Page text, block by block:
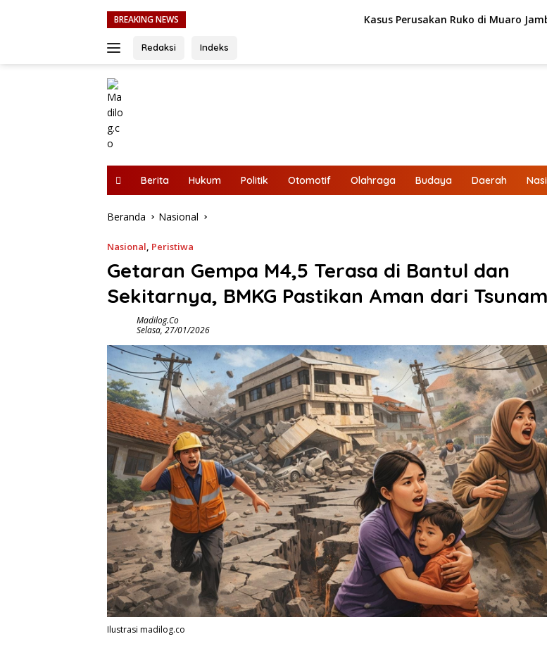
BREAKING NEWS Kasus Perusakan Ruko di Muaro Jambi Tak
Redaksi Indeks
Berita Hukum Politik Otomotif Olahraga Budaya Daerah
Beranda Nasional
Nasional, Peristiwa
Getaran Gempa M4,5 Terasa di Bantul dan
Sekitarnya, BMKG Pastikan Aman dari
Madilog.co
Selasa, 27/01/2026
Ilustrasi madilog.co